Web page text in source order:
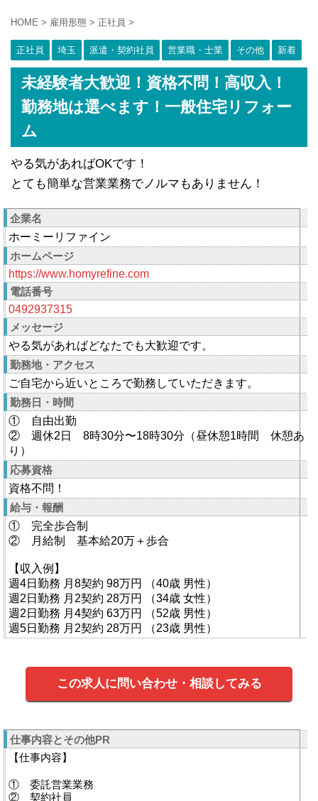
HOME > 雇用形態 > 正社員 >
正社員 埼玉 派遣・契約社員 営業職・士業 その他 新着
未経験者大歓迎！資格不問！高収入！
勤務地は選べます！一般住宅リフォー
ム
やる気があればOKです！
とても簡単な営業業務でノルマもありません！
企業名
ホーミーリファイン
ホームページ
https://www.homyrefine.com
電話番号
0492937315
メッセージ
やる気があればどなたでも大歓迎です。
勤務地・アクセス
ご自宅から近いところで勤務していただきます。
勤務日・時間
① 自由出勤
② 週休2日 8時30分〜18時30分（昼休憩1時間 休憩あ
り）
応募資格
資格不問！
給与・報酬
① 完全歩合制
② 月給制 基本給20万＋歩合
【収入例】
週4日勤務 月8契約 98万円 （40歳 男性）
週2日勤務 月2契約 28万円 （34歳 女性）
週2日勤務 月4契約 63万円 （52歳 男性）
週5日勤務 月2契約 28万円 （23歳 男性）
この求人に問い合わせ・相談してみる
仕事内容とその他PR
【仕事内容】
① 委託営業業務
② 契約社員